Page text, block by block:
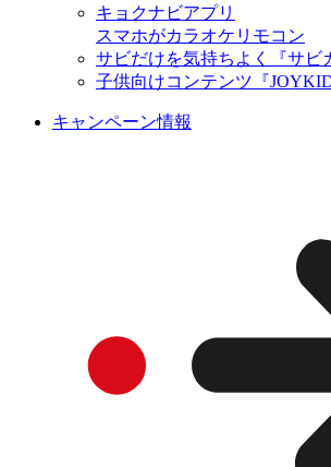
キョクナビアプリ
スマホがカラオケリモコン
サビだけを気持ちよく『サビ
子供向けコンテンツ『
キャンペーン情報